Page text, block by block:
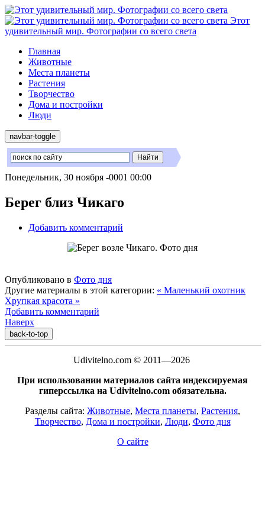
Этот
удивительный мир. Фотографии со всего света
Главная
Животные
Места планеты
Растения
Творчество
Дома и постройки
Люди
navbar-toggle
Понедельник, 30 ноября -0001 00:00
Берег близ Чикаго
Добавить комментарий
Опубликовано в Фото дня
Другие материалы в этой категории: « Маленький охотник
Хрупкая красота »
Добавить комментарий
Наверх
back-to-top
Udivitelno.com © 2011—2026
При использовании материалов сайта индексируемая
гиперссылка на Udivitelno.com обязательна.
Разделы сайта: Животные, Места планеты, Растения,
Творчество, Дома и постройки, Люди, Фото дня
О сайте